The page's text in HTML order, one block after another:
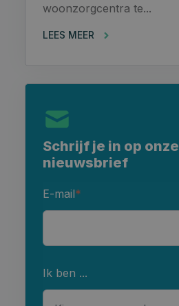
woonzorgcentra te...
LEES MEER
Schrijf je in op onze
nieuwsbrief
E-mail*
Ik ben ...